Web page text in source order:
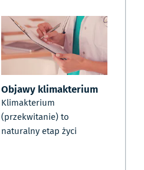
Objawy klimakterium
Klimakterium
(przekwitanie) to
naturalny etap życi